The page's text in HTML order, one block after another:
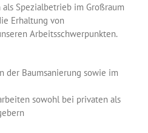
Spezialbetrieb im Großraum
Erhaltung von
Arbeitsschwerpunkten.
der Baumsanierung sowie im
sowohl bei privaten als